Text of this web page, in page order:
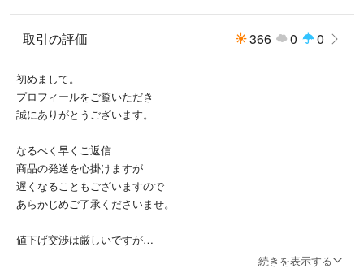
刃や持ち手部分に、製造時についた筋や溝、かすれ、黒ずみなどが見られ
製品仕様となります。ご了承ください
クッション封筒に入れ、箱スレしないよう梱包致します
【化粧箱なし】は5180円にて出品しております
日・祝は発送出来かねます
気持ちの良いお取引が出来るよう
努めて参ります！
よろしくお願い致しますm(__)m
取引の評価 366 0 0
初めまして。
プロフィールをご覧いただき
誠にありがとうございます。
なるべく早くご返信
商品の発送を心掛けますが
遅くなることもございますので
あらかじめご了承くださいませ。
値下げ交渉は厳しいですが
続きを表示する